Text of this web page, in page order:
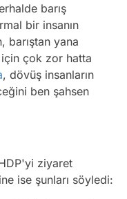
barış
bir insanın
barıştan yana
için çok zor hatta
, dövüş insanların
ben şahsen
ziyaret
ise şunları söyledi: